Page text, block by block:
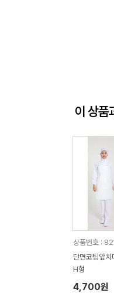
이 상품
상품번호 :
단면코팅앞
H형
4,700원